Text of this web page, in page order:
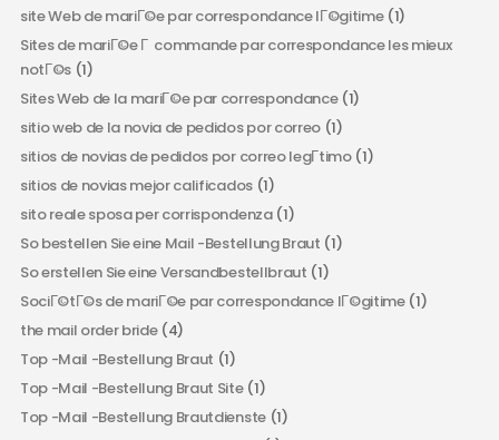
site Web de mariГ©e par correspondance lГ©gitime(1)
Sites de mariГ©e Г commande par correspondance les mieux
notГ©s(1)
Sites Web de la mariГ©e par correspondance(1)
sitio web de la novia de pedidos por correo(1)
sitios de novias de pedidos por correo legГ­timo(1)
sitios de novias mejor calificados(1)
sito reale sposa per corrispondenza(1)
So bestellen Sie eine Mail -Bestellung Braut (1)
So erstellen Sie eine Versandbestellbraut (1)
SociГ©tГ©s de mariГ©e par correspondance lГ©gitime(1)
the mail order bride(4)
Top -Mail -Bestellung Braut (1)
Top -Mail -Bestellung Braut Site(1)
Top -Mail -Bestellung Brautdienste(1)